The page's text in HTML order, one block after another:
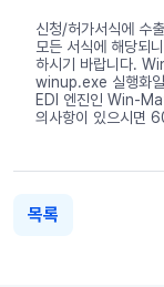
신청/허가서식에 수
모든 서식에 해당되
하시기 바랍니다.
winup.exe 실행화일
EDI 엔진인 Win-
의사항이 있으시면
목록